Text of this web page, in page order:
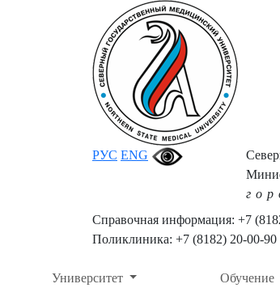
РУС ENG
Справочная информация: +7
Поликлиника: +7 (8182) 20-00-90
Университет Обучение